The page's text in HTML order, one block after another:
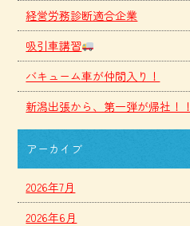
経営労務診断適合企業
吸引車講習
バキューム車が仲間入り！
新潟出張から、第一弾が帰社！！
アーカイブ
2026年7月
2026年6月